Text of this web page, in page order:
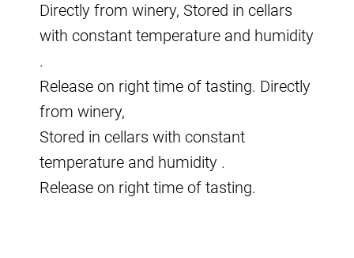
Directly from winery, Stored in cellars
with constant temperature and humidity
.
Release on right time of tasting. Directly
from winery,
Stored in cellars with constant
temperature and humidity .
Release on right time of tasting.